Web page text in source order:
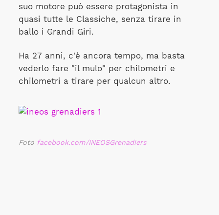
suo motore può essere protagonista in
quasi tutte le Classiche, senza tirare in
ballo i Grandi Giri.
Ha 27 anni, c'è ancora tempo, ma basta
vederlo fare "il mulo" per chilometri e
chilometri a tirare per qualcun altro.
Fotofacebook.com/INEOSGrenadiers